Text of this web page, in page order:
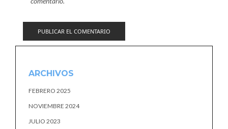
ARCHIVOS
FEBRERO 2025
NOVIEMBRE 2024
JULIO 2023